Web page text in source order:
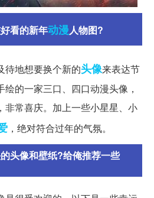
看的新年动漫人物图?
待地想要换个新的头像来表达节
的一家三口、四口动漫头像，
非常喜庆。加上一些小星星、小
，绝对符合过年的气氛。
头像和壁纸?给俺推荐一些